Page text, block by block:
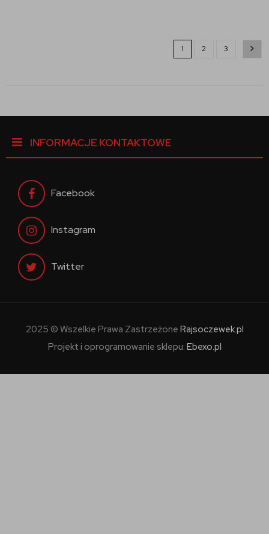
1 2 3
INFORMACJE KONTAKTOWE
Facebook
Instagram
Twitter
2025 © Wszelkie Prawa Zastrzeżone Rajsoczewek.pl
Projekt i oprogramowanie sklepu: Ebexo.pl